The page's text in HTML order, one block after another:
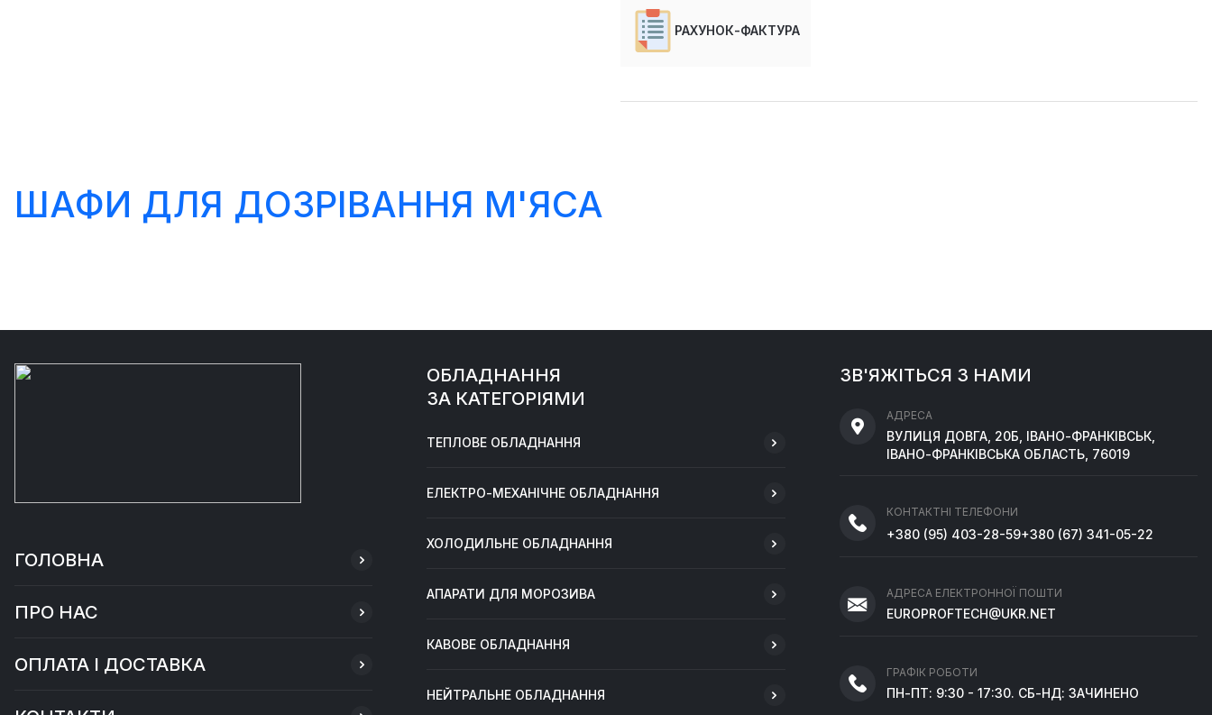
РАХУНОК-ФАКТУРА
ШАФИ ДЛЯ ДОЗРІВАННЯ М'ЯСА
ГОЛОВНА
ПРО НАС
ОПЛАТА І ДОСТАВКА
ОБЛАДНАННЯ
ЗА КАТЕГОРІЯМИ
ТЕПЛОВЕ ОБЛАДНАННЯ
ЕЛЕКТРО-МЕХАНІЧНЕ ОБЛАДНАННЯ
ХОЛОДИЛЬНЕ ОБЛАДНАННЯ
АПАРАТИ ДЛЯ МОРОЗИВА
КАВОВЕ ОБЛАДНАННЯ
НЕЙТРАЛЬНЕ ОБЛАДНАННЯ
ЗВ'ЯЖІТЬСЯ З НАМИ
АДРЕСА
ВУЛИЦЯ ДОВГА, 20Б, ІВАНО-ФРАНКІВСЬК,
ІВАНО-ФРАНКІВСЬКА ОБЛАСТЬ, 76019
КОНТАКТНІ ТЕЛЕФОНИ
+380 (95) 403-28-59+380 (67) 341-05-22
АДРЕСА ЕЛЕКТРОННОЇ ПОШТИ
EUROPROFTECH@UKR.NET
ГРАФІК РОБОТИ
ПН-ПТ: 9:30 - 17:30. СБ-НД: ЗАЧИНЕНО